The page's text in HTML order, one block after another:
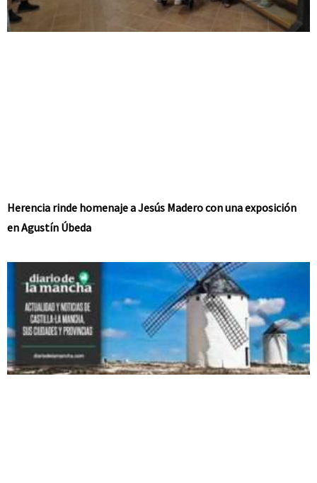
Herencia rinde homenaje a Jesús Madero con una exposición
en Agustín Úbeda